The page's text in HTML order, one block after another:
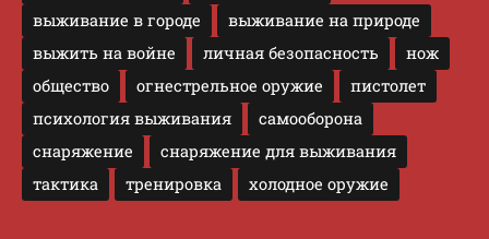
выживание в городе
выживание на природе
выжить на войне
личная безопасность
нож
общество
огнестрельное оружие
пистолет
психология выживания
самооборона
снаряжение
снаряжение для выживания
тактика
тренировка холодное оружие